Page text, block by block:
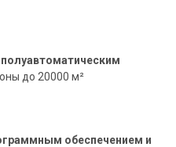
до 20000 м²
обеспечением и